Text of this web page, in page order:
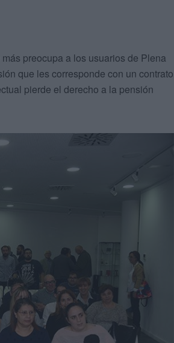
preocupa a los usuarios de Plena
que les corresponde con un contrato
pierde el derecho a la pensión